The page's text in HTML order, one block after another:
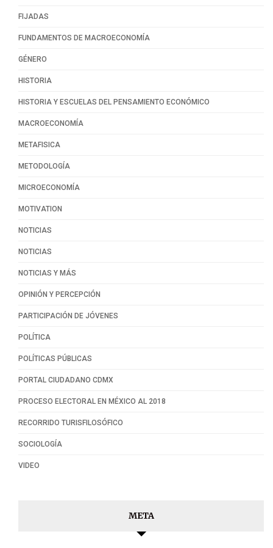
FIJADAS
FUNDAMENTOS DE MACROECONOMÍA
GÉNERO
HISTORIA
HISTORIA Y ESCUELAS DEL PENSAMIENTO ECONÓMICO
MACROECONOMÍA
METAFISICA
METODOLOGÍA
MICROECONOMÍA
MOTIVATION
NOTICIAS
NOTICIAS
NOTICIAS Y MÁS
OPINIÓN Y PERCEPCIÓN
PARTICIPACIÓN DE JÓVENES
POLÍTICA
POLÍTICAS PÚBLICAS
PORTAL CIUDADANO CDMX
PROCESO ELECTORAL EN MÉXICO AL 2018
RECORRIDO TURISFILOSÓFICO
SOCIOLOGÍA
VIDEO
META